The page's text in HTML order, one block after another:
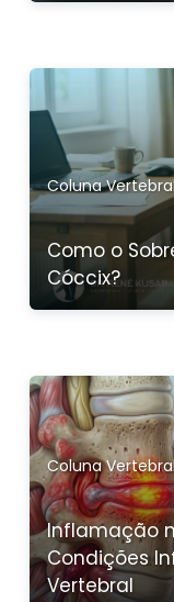
Coluna
Como o
Cóccix?
Coluna
Inflamação
Condições
Vertebral